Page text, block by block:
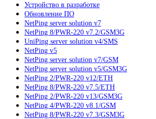
Устройство в разработке
Обновление ПО
NetPing server solution v7
NetPing 8/PWR-220 v7.2/GSM3G
UniPing server solution v4/SMS
NetPing v5
NetPing server solution v7/GSM
NetPing server solution v5/GSM3G
NetPing 2/PWR-220 v12/ETH
NetPing 8/PWR-220 v7.5/ETH
NetPing 2/PWR-220 v13/GSM3G
NetPing 4/PWR-220 v8.1/GSM
NetPing 8/PWR-220 v7.3/GSM3G